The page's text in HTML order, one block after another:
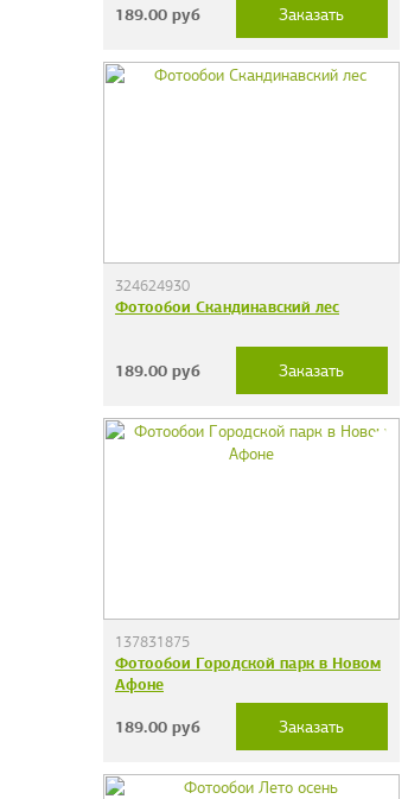
189.00руб Заказать
324624930
Фотообои Скандинавский лес
189.00руб Заказать
137831875
Фотообои Городской парк в Новом
Афоне
189.00руб Заказать